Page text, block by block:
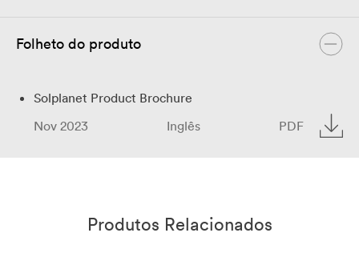
Folheto do produto
Solplanet Product Brochure
Nov 2023
Inglês PDF
Produtos Relacionados